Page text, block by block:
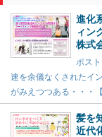
進化
ィン
株式
ポス
速を余儀なくされたイ
がみえつつある・・・
髪を
近代